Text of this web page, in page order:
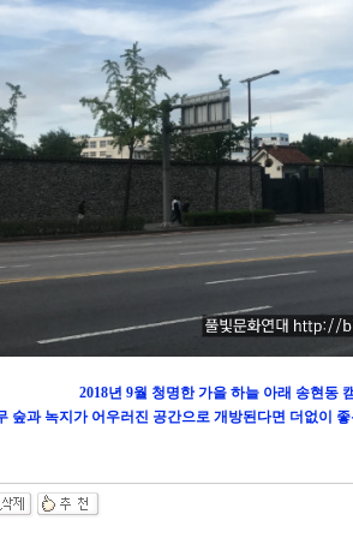
2018년 9월 청명한 가을 하늘 아래 송현동
숲과 녹지가 어우러진 공간으로 개방된다면 더없이